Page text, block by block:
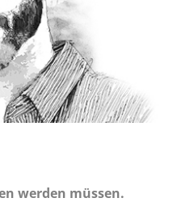
­werden müssen.